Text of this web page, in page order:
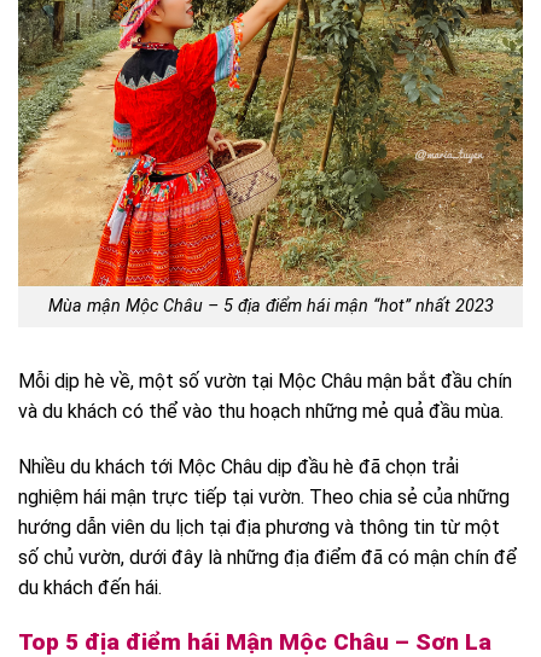
Mùa mận Mộc Châu – 5 địa điểm hái mận “hot” nhất 2023
Mỗi dịp hè về, một số vườn tại Mộc Châu mận bắt đầu chín
và du khách có thể vào thu hoạch những mẻ quả đầu mùa.
Nhiều du khách tới Mộc Châu dịp đầu hè đã chọn trải
nghiệm hái mận trực tiếp tại vườn. Theo chia sẻ của những
hướng dẫn viên du lịch tại địa phương và thông tin từ một
số chủ vườn, dưới đây là những địa điểm đã có mận chín để
du khách đến hái.
Top 5 địa điểm hái Mận Mộc Châu – Sơn La